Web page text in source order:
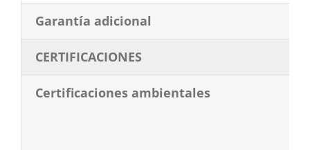
Garantía adicional
CERTIFICACIONES
Certificaciones ambientales